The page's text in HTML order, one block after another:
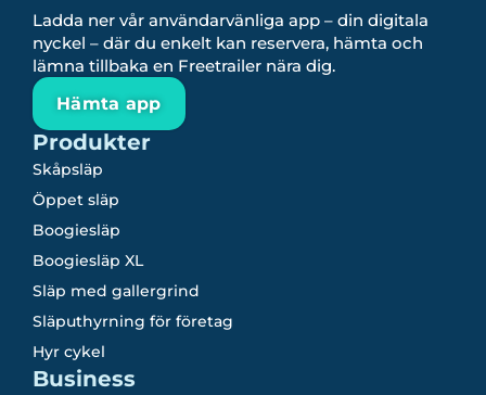
Ladda ner vår användarvänliga app – din digitala
nyckel – där du enkelt kan reservera, hämta och
lämna tillbaka en Freetrailer nära dig.
Hämta app
Produkter
Skåpsläp
Öppet släp
Boogiesläp
Boogiesläp XL
Släp med gallergrind
Släputhyrning för företag
Hyr cykel
Business